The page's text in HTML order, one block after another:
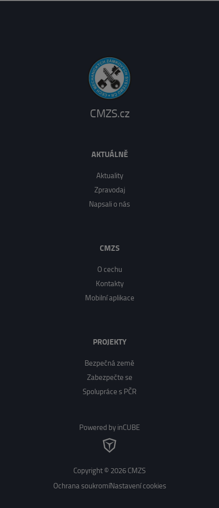
CMZS.cz
AKTUÁLNĚ
Aktuality
Zpravodaj
Napsali o nás
CMZS
O cechu
Kontakty
Mobilní aplikace
PROJEKTY
Bezpečná země
Zabezpečte se
Spolupráce s PČR
Copyright © 2026 CMZS
Ochrana soukromíNastavení cookies
Powered by inCUBE